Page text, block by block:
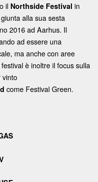
il Northside Festival in
alla sua sesta
2016 ad Aarhus. Il
ad essere una
ma anche con aree
è inoltre il focus sulla
vinto
come Festival Green.